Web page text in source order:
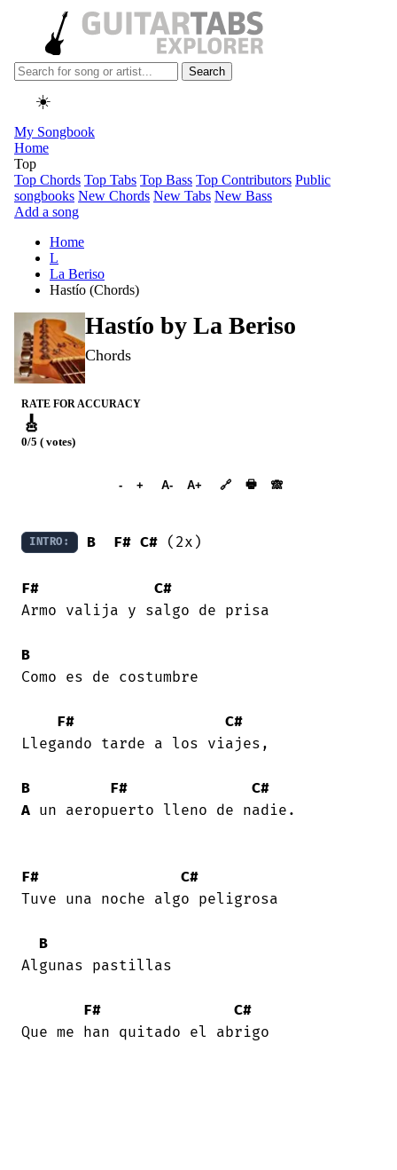
Search
☀️
My Songbook
Home
Top
Top Chords Top Tabs Top Bass Top Contributors Public
songbooks New Chords New Tabs New Bass
Add a song
Home
L
La Beriso
Hastío (Chords)
Hastío by La Beriso
Chords
RATE FOR ACCURACY
🎸
0/5 ( votes)
- + A- A+ 🔗 🖶 🙈︎
INTRO: B F# C# (2x)
F#
C#
Armo valija y salgo de prisa
B
Como es de costumbre
F#
C#
Llegando tarde a los viajes,
B F#
C#
A un aeropuerto lleno de nadie.
F#
C#
Tuve una noche algo peligrosa
B
Algunas pastillas
F#
C#
Que me han quitado el abrigo